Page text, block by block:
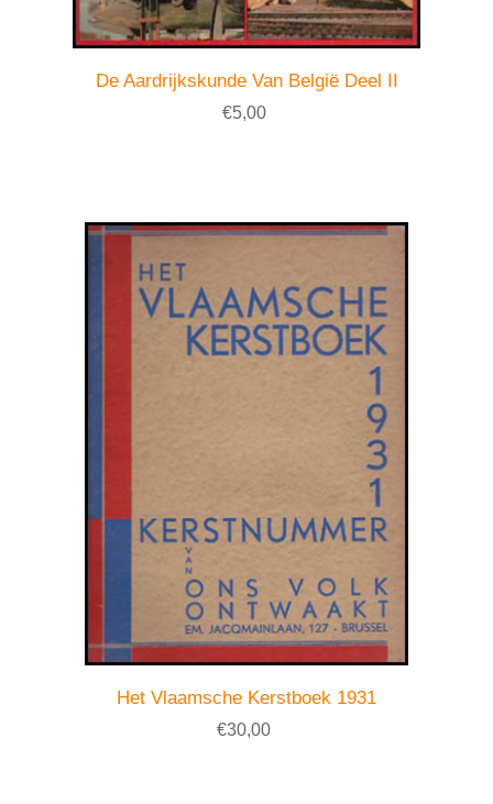
De Aardrijkskunde Van België Deel II
€5,00
Het Vlaamsche Kerstboek 1931
€30,00